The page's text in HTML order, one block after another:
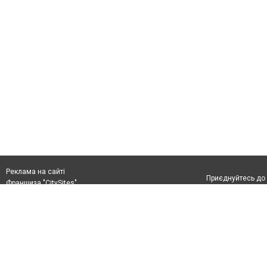
Реклама на сайті
Франшиза "CitySites"
Приєднуйтесь до